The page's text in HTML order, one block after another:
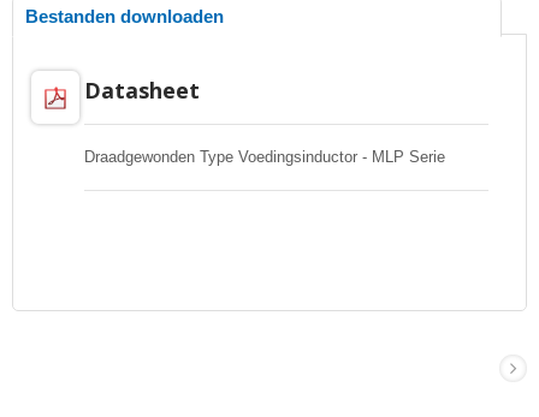
Bestanden downloaden
Datasheet
Draadgewonden Type Voedingsinductor - MLP Serie